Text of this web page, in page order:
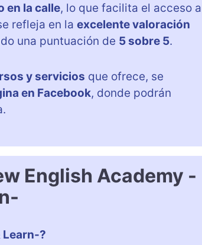
en la calle, lo que facilita el acceso a
refleja en la excelente valoración
una puntuación de 5 sobre 5.
y servicios que ofrece, se
en Facebook, donde podrán
English Academy -
Learn-?